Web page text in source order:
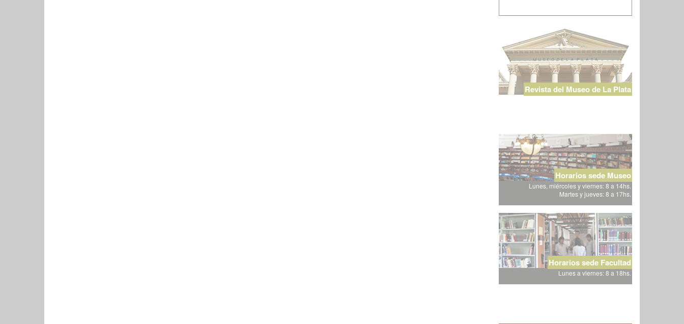
Revista del Museo de La Plata
Horarios sede Museo
Lunes, miércoles y viernes: 8 a 14hs.
Martes y jueves: 8 a 17hs.
Horarios sede Facultad
Lunes a viernes: 8 a 18hs.